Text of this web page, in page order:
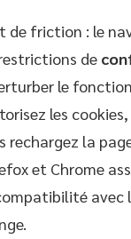
de friction : le
de
le
les
rechargez la
et Chrome
avec